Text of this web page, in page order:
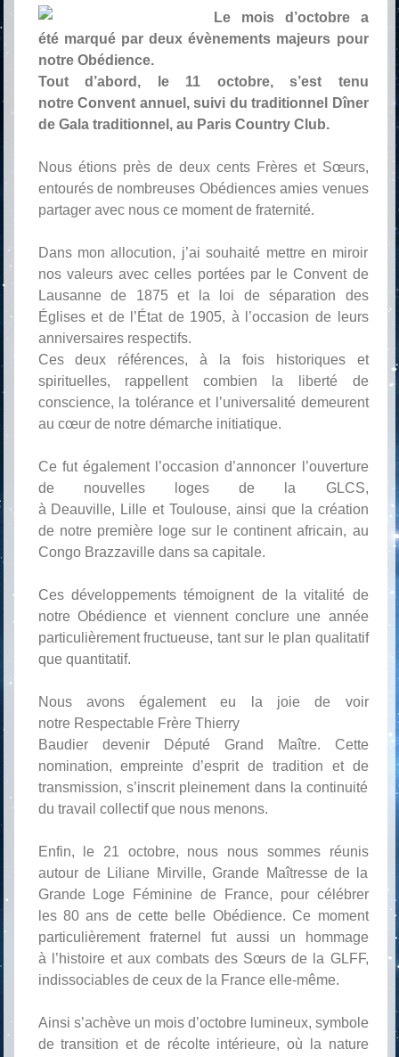
Le mois d’octobre a
été marqué par deux évènements majeurs pour
notre Obédience.
Tout d’abord, le 11 octobre, s’est tenu
notre Convent annuel, suivi du traditionnel Dîner
de Gala traditionnel, au Paris Country Club.
Nous étions près de deux cents Frères et Sœurs,
entourés de nombreuses Obédiences amies venues
partager avec nous ce moment de fraternité.
Dans mon allocution, j’ai souhaité mettre en miroir
nos valeurs avec celles portées par le Convent de
Lausanne de 1875 et la loi de séparation des
Églises et de l’État de 1905, à l’occasion de leurs
anniversaires respectifs.
Ces deux références, à la fois historiques et
spirituelles, rappellent combien la liberté de
conscience, la tolérance et l’universalité demeurent
au cœur de notre démarche initiatique.
Ce fut également l’occasion d’annoncer l’ouverture
de nouvelles loges de la GLCS,
à Deauville, Lille et Toulouse, ainsi que la création
de notre première loge sur le continent africain, au
Congo Brazzaville dans sa capitale.
Ces développements témoignent de la vitalité de
notre Obédience et viennent conclure une année
particulièrement fructueuse, tant sur le plan qualitatif
que quantitatif.
Nous avons également eu la joie de voir
notre Respectable Frère Thierry
Baudier devenir Député Grand Maître. Cette
nomination, empreinte d’esprit de tradition et de
transmission, s’inscrit pleinement dans la continuité
du travail collectif que nous menons.
Enfin, le 21 octobre, nous nous sommes réunis
autour de Liliane Mirville, Grande Maîtresse de la
Grande Loge Féminine de France, pour célébrer
les 80 ans de cette belle Obédience. Ce moment
particulièrement fraternel fut aussi un hommage
à l’histoire et aux combats des Sœurs de la GLFF,
indissociables de ceux de la France elle-même.
Ainsi s’achève un mois d’octobre lumineux, symbole
de transition et de récolte intérieure, où la nature